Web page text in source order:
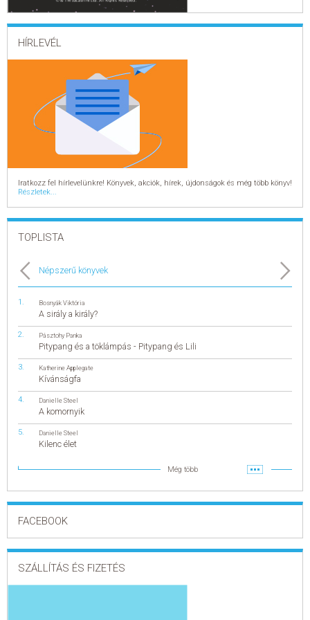
HÍRLEVÉL
Iratkozz fel hírlevelünkre! Könyvek, akciók, hírek, újdonságok és még több könyv!
Részletek...
TOPLISTA
Népszerű könyvek
Bosnyák Viktória
A sirály a király?
Pásztohy Panka
Pitypang és a töklámpás - Pitypang és Lili
Katherine Applegate
Kívánságfa
Danielle Steel
A komornyik
Danielle Steel
Kilenc élet
Még több
FACEBOOK
SZÁLLÍTÁS ÉS FIZETÉS
ÁLTALÁNOS SZERZŐDÉSI FELTÉTELEK
ADATKEZELÉSI ÉS ADATVÉDELMI SZABÁLYZAT